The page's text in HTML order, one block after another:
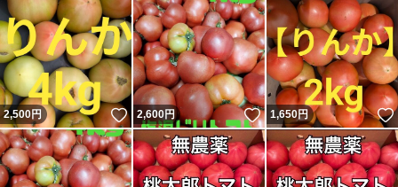
2,500円 いいね！
2,600円 いいね！
1,650円